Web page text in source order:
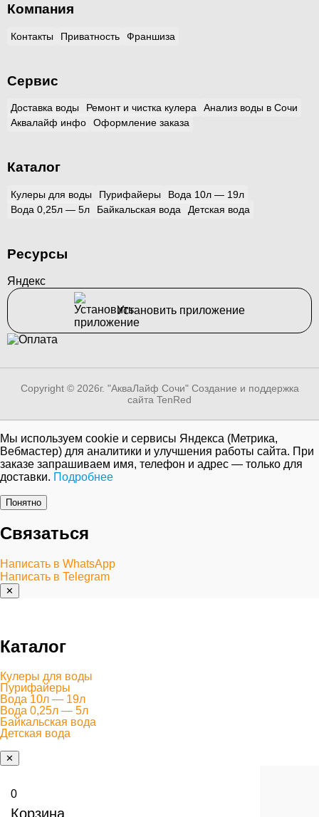
Компания
Контакты Приватность Франшиза
Сервис
Доставка воды Ремонт и чистка кулера
Анализ воды в Сочи
Аквалайф инфо
Оформление заказа
Каталог
Кулеры для воды Пурифайеры
Вода 10л — 19л
Вода 0,25л — 5л
Байкальская вода Детская вода
Ресурсы
Яндекс
Установить приложение
Copyright © 2026г. "АкваЛайф Сочи" Создание и поддержка
сайта TenRed
Мы используем cookie и сервисы Яндекса (Метрика,
Вебмастер) для аналитики и улучшения работы сайта. При
заказе запрашиваем имя, телефон и адрес — только для
доставки. Подробнее
Понятно
Связаться
Написать в WhatsApp
Написать в Telegram
✕
Каталог
Кулеры для воды
Пурифайеры
Вода 10л — 19л
Вода 0,25л — 5л
Байкальская вода
Детская вода
✕
0
Корзина